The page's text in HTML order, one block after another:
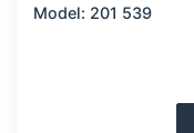
Model: 201 539